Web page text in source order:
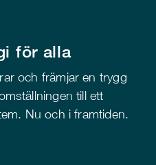
för alla
och främjar en trygg
till ett
Nu och i framtiden.